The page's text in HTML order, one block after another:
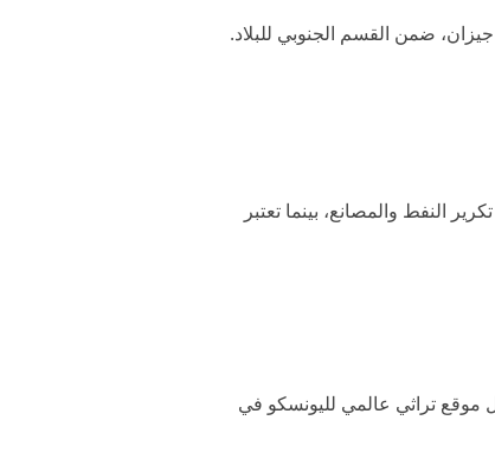
ضمن القسم الجنوبي للبلاد.
النفط والمصانع، بينما تعتبر
تراثي عالمي لليونسكو في